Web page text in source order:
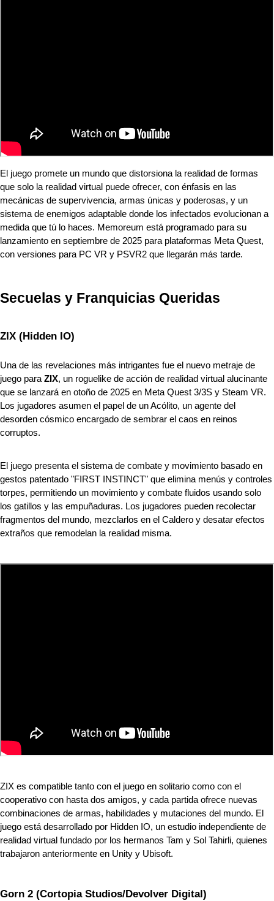
El juego promete un mundo que distorsiona la realidad de formas
que solo la realidad virtual puede ofrecer, con énfasis en las
mecánicas de supervivencia, armas únicas y poderosas, y un
sistema de enemigos adaptable donde los infectados evolucionan a
medida que tú lo haces. Memoreum está programado para su
lanzamiento en septiembre de 2025 para plataformas Meta Quest,
con versiones para PC VR y PSVR2 que llegarán más tarde.
Secuelas y Franquicias Queridas
ZIX (Hidden IO)
Una de las revelaciones más intrigantes fue el nuevo metraje de
juego para ZIX, un roguelike de acción de realidad virtual alucinante
que se lanzará en otoño de 2025 en Meta Quest 3/3S y Steam VR.
Los jugadores asumen el papel de un Acólito, un agente del
desorden cósmico encargado de sembrar el caos en reinos
corruptos.
El juego presenta el sistema de combate y movimiento basado en
gestos patentado "FIRST INSTINCT" que elimina menús y controles
torpes, permitiendo un movimiento y combate fluidos usando solo
los gatillos y las empuñaduras. Los jugadores pueden recolectar
fragmentos del mundo, mezclarlos en el Caldero y desatar efectos
extraños que remodelan la realidad misma.
ZIX es compatible tanto con el juego en solitario como con el
cooperativo con hasta dos amigos, y cada partida ofrece nuevas
combinaciones de armas, habilidades y mutaciones del mundo. El
juego está desarrollado por Hidden IO, un estudio independiente de
realidad virtual fundado por los hermanos Tam y Sol Tahirli, quienes
trabajaron anteriormente en Unity y Ubisoft.
Gorn 2 (Cortopia Studios/Devolver Digital)